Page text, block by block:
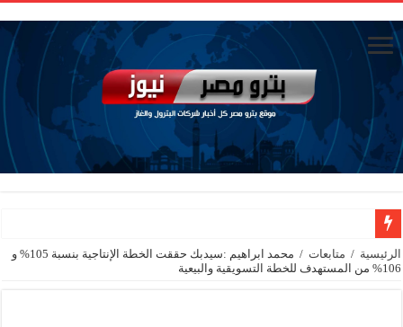
الاستغناء عن خمسة موظفين في مكتب الوزير
الرئيسية / متابعات /
محمد ابراهيم :سيدبك حققت الخطة الإنتاجية بنسبة 105% و
106% من المستهدف للخطة التسويقية والبيعية